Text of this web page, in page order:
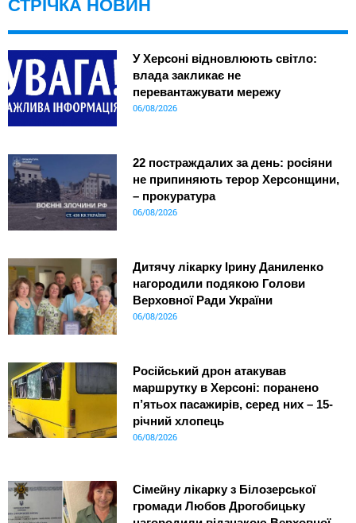
СТРІЧКА НОВИН
У Херсоні відновлюють світло:
влада закликає не
перевантажувати мережу
06/08/2026
22 постраждалих за день: росіяни
не припиняють терор Херсонщини,
– прокуратура
06/08/2026
Дитячу лікарку Ірину Даниленко
нагородили подякою Голови
Верховної Ради України
06/08/2026
Російський дрон атакував
маршрутку в Херсоні: поранено
п’ятьох пасажирів, серед них – 15-
річний хлопець
06/08/2026
Сімейну лікарку з Білозерської
громади Любов Дрогобицьку